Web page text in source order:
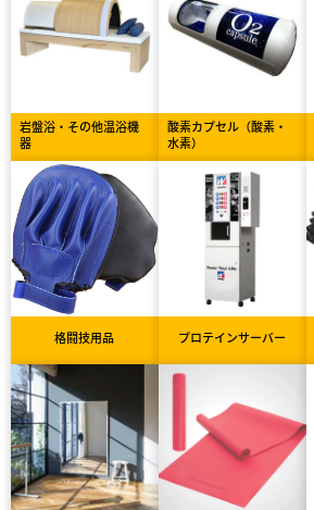
岩盤浴・その他温浴機
器
酸素カプセル（酸素・
水素）
格闘技用品 プロテインサーバー